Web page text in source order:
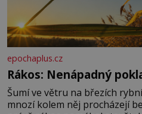
epochaplus.cz
Rákos: Nenápadný
Šumí ve větru na březích
mnozí kolem něj procházejí